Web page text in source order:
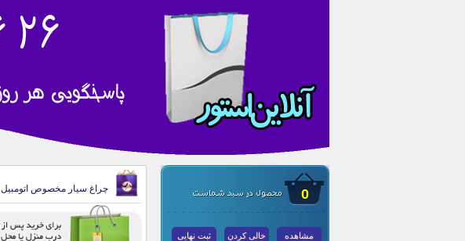
0
مشاهده خالی کردن ثبت نهایی
چراغ سیار مخصوص اتومبیل